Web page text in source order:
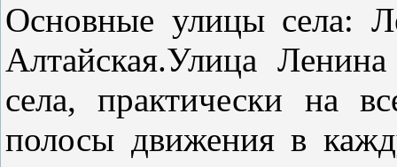
Основные улицы села:
Алтайская.Улица
села, практически на
полосы движения в